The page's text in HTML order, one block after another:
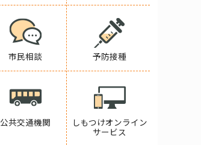
市民相談 予防接種
公共交通機関
しもつけオンライン
サービス